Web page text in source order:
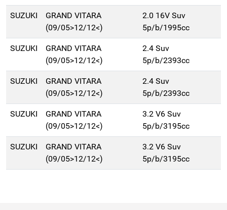
SUZUKI
GRAND VITARA
(09/05>12/12<)
2.0 16V Suv
5p/b/1995cc
SUZUKI
GRAND VITARA
(09/05>12/12<)
2.4 Suv
5p/b/2393cc
SUZUKI
GRAND VITARA
(09/05>12/12<)
2.4 Suv
5p/b/2393cc
SUZUKI
GRAND VITARA
(09/05>12/12<)
3.2 V6 Suv
5p/b/3195cc
SUZUKI
GRAND VITARA
(09/05>12/12<)
3.2 V6 Suv
5p/b/3195cc